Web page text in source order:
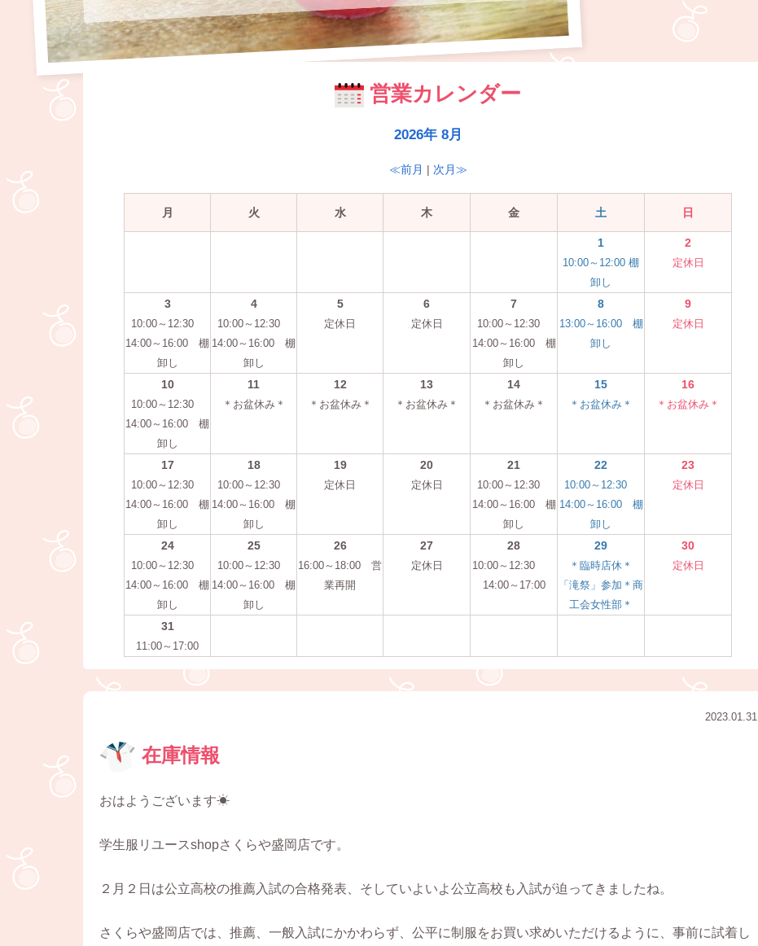
営業カレンダー
2026年 8月
≪前月 | 次月≫
月 火 水 木 金 土 日
1
10:00～12:00 棚
卸し
2
定休日
3
10:00～12:30
14:00～16:00 棚
卸し
4
10:00～12:30
14:00～16:00 棚
卸し
5
定休日
6
定休日
7
10:00～12:30
14:00～16:00 棚
卸し
8
13:00～16:00 棚
卸し
9
定休日
10
10:00～12:30
14:00～16:00 棚
卸し
11
＊お盆休み＊
12
＊お盆休み＊
13
＊お盆休み＊
14
＊お盆休み＊
15
＊お盆休み＊
16
＊お盆休み＊
17
10:00～12:30
14:00～16:00 棚
卸し
18
10:00～12:30
14:00～16:00 棚
卸し
19
定休日
20
定休日
21
10:00～12:30
14:00～16:00 棚
卸し
22
10:00～12:30
14:00～16:00 棚
卸し
23
定休日
24
10:00～12:30
14:00～16:00 棚
卸し
25
10:00～12:30
14:00～16:00 棚
卸し
26
16:00～18:00 営
業再開
27
定休日
28
10:00～12:30
14:00～17:00
29
＊臨時店休＊
「滝祭」参加＊商
工会女性部＊
30
定休日
31
11:00～17:00
2023.01.31
在庫情報
おはようございます☀
学生服リユースshopさくらや盛岡店です。
２月２日は公立高校の推薦入試の合格発表、そしていよいよ公立高校も入試が迫ってきましたね。
さくらや盛岡店では、推薦、一般入試にかかわらず、公平に制服をお買い求めいただけるように、事前に試着し